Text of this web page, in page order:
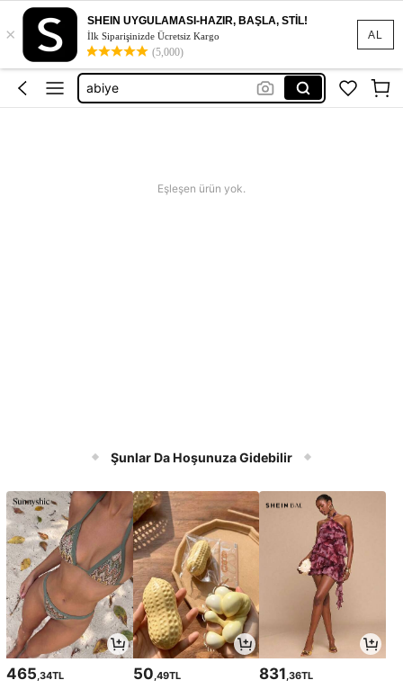
AL
×
SHEIN UYGULAMASI-HAZIR, BAŞLA, STİL!
İlk Siparişinizde Ücretsiz Kargo
(5,000)
etek
elbise
bikini
abiye
Eşleşen ürün yok.
Şunlar Da Hoşunuza Gidebilir
465 ,34TL 50 ,49TL 831 ,36TL